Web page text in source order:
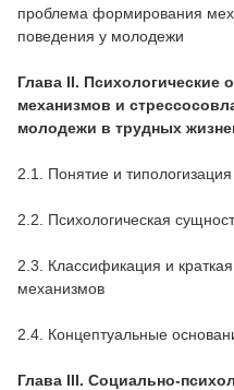
проблема формирования
поведения у молодежи
Глава II. Психологические
механизмов и
молодежи в трудных
2.1. Понятие и
2.2. Психологическая
2.3. Классификация и
механизмов
2.4. Концептуальные
Глава III. Социально-